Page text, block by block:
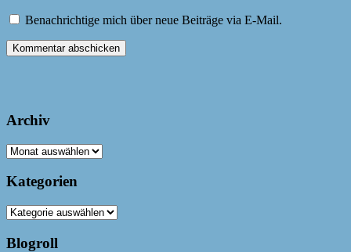
Benachrichtige mich über neue Beiträge via E-Mail.
Archiv
Archiv
Kategorien
Kategorien
Blogroll